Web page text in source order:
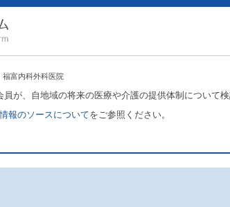
富内科外科医院
が、自地域の将来の医療や介護の提供体制につい
報のソースについてをご参照ください。